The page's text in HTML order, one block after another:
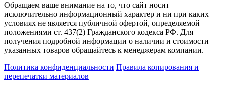
Обращаем ваше внимание на то, что сайт носит
исключительно информационный характер и ни при каких
условиях не является публичной офертой, определяемой
положениями ст. 437(2) Гражданского кодекса РФ. Для
получения подробной информации о наличии и стоимости
указанных товаров обращайтесь к менеджерам компании.
Политика конфиденциальности Правила копирования и
перепечатки материалов